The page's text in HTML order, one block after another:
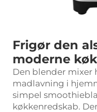
Frigør den
moderne
Den blender mixer
madlavning i
simpel
køkkenredskab.